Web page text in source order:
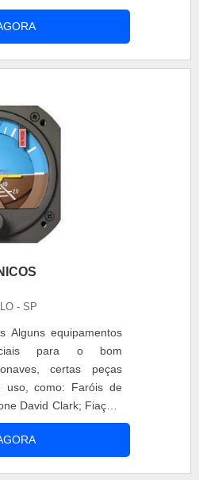
conhecido no
como o tipo
peças para motor
- SP
Alguns equipamentos
para o bom
certas peças
uso, como: Faróis de
David Clark; Fiação;
E outros. Cabo
os principais
o ELT para aviões